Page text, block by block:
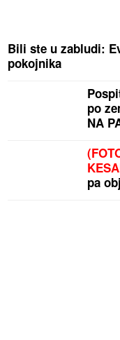
Bili ste u zabludi:
pokojnika
po
NA
pa